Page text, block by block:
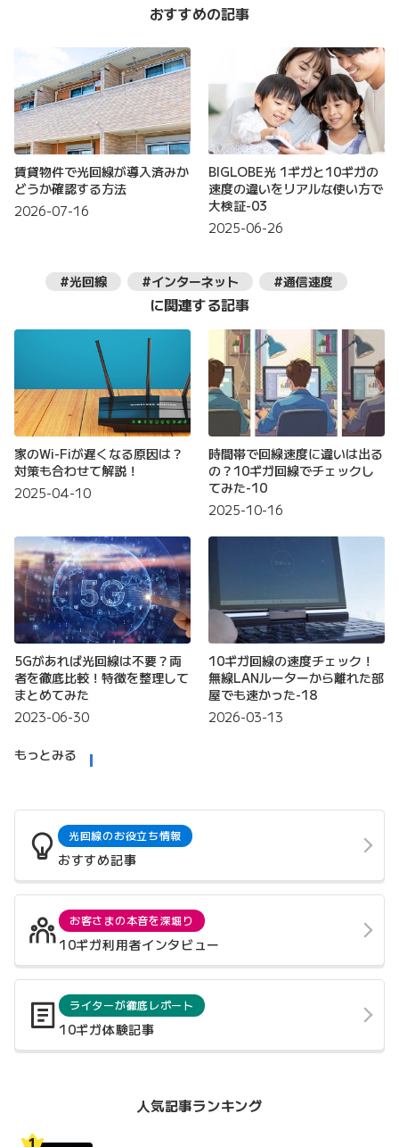
おすすめの記事
賃貸物件で光回線が導入済みか
どうか確認する方法
2026-07-16
BIGLOBE光 1ギガと10ギガの
速度の違いをリアルな使い方で
大検証-03
2025-06-26
#光回線 #インターネット #通信速度
に関連する記事
家のWi-Fiが遅くなる原因は？
対策も合わせて解説！
2025-04-10
時間帯で回線速度に違いは出る
の？10ギガ回線でチェックし
てみた-10
2025-10-16
5Gがあれば光回線は不要？両
者を徹底比較！特徴を整理して
まとめてみた
2023-06-30
10ギガ回線の速度チェック！
無線LANルーターから離れた部
屋でも速かった-18
2026-03-13
もっとみる
光回線のお役立ち情報
おすすめ記事
お客さまの本音を深堀り
10ギガ利用者インタビュー
ライターが徹底レポート
10ギガ体験記事
人気記事ランキング